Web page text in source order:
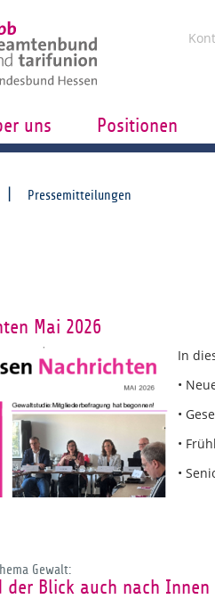
uns Positionen
Pressemitteilungen
Mai 2026
In
•
•
•
•
Gewalt:
der Blick auch nach